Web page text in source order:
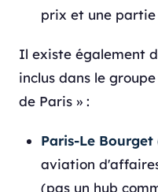
prix et une
Il existe également
inclus dans le
de Paris » :
Paris-Le Bourget
aviation
(pas un hub